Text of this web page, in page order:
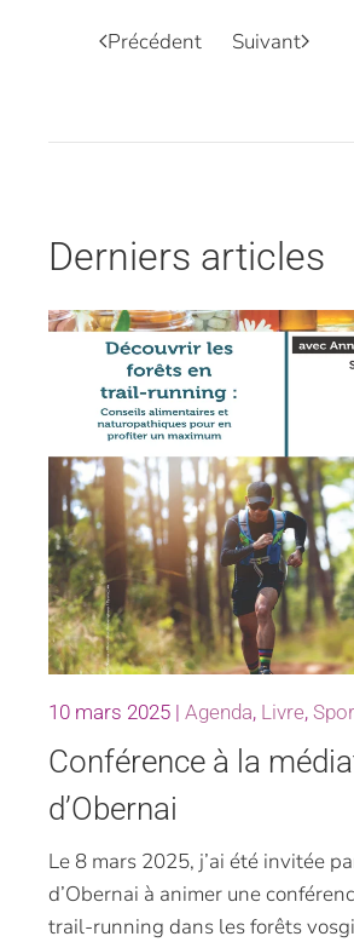
Précédent Suivant
Derniers articles
10 mars 2025 | Agenda, Livre,
Conférence à la
d’Obernai
Le 8 mars 2025, j’ai été invitée
d’Obernai à animer une
trail-running dans les forêts